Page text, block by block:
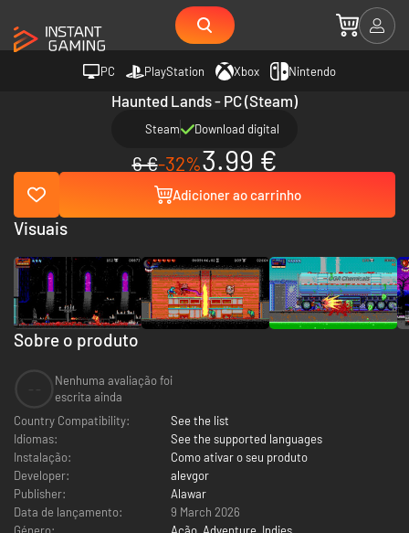
PC PlayStation Xbox Nintendo
Haunted Lands - PC (Steam)
Steam Download digital
6 €-32%3.99 €
Adicioner ao carrinho
Sobre o produto
Nenhuma avaliação foi
escrita ainda
Country Compatibility:
See the list
Idiomas:
See the supported languages
Instalação:
Como ativar o seu produto
Developer:
alevgor
Publisher:
Alawar
Data de lançamento:
9 March 2026
Género:
Ação, Adventure, Indies
Visuais